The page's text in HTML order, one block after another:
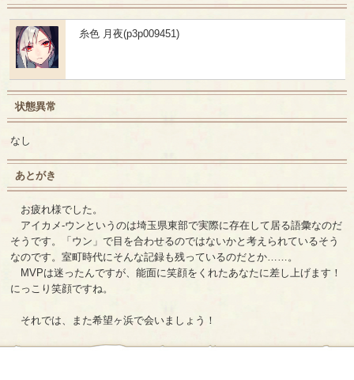
糸色 月夜(p3p009451)
状態異常
なし
あとがき
お疲れ様でした。
アイカメ-ウンというのは埼玉県東部で実際に存在して居る語彙なのだ
そうです。「ウン」で目を合わせるのではないかと考えられているそう
なのです。室町時代にそんな記録も残っているのだとか……。
MVPは迷ったんですが、能面に笑顔をくれたあなたに差し上げます！
にっこり笑顔ですね。
それでは、また希望ヶ浜で会いましょう！